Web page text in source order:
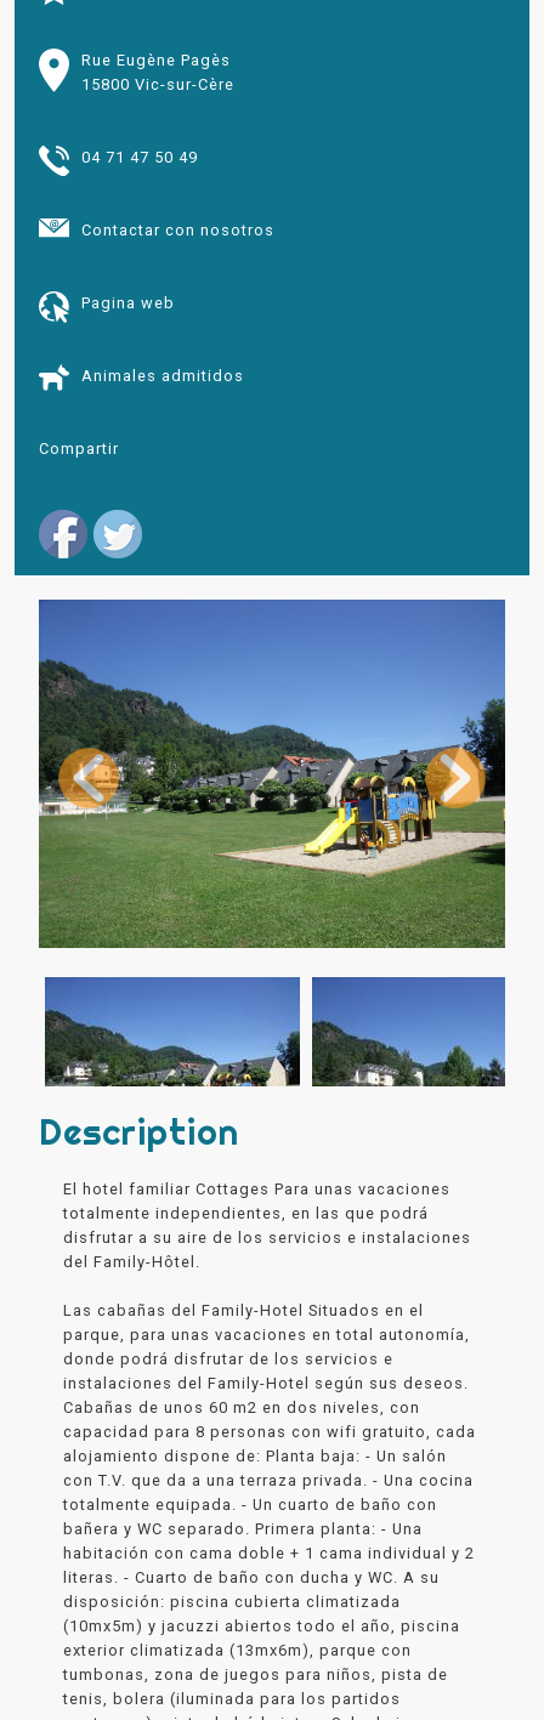
Rue Eugène Pagès
15800 Vic-sur-Cère
04 71 47 50 49
Contactar con nosotros
Pagina web
Animales admitidos
Compartir
Description
El hotel familiar Cottages Para unas vacaciones
totalmente independientes, en las que podrá
disfrutar a su aire de los servicios e instalaciones
del Family-Hôtel.
Las cabañas del Family-Hotel Situados en el
parque, para unas vacaciones en total autonomía,
donde podrá disfrutar de los servicios e
instalaciones del Family-Hotel según sus deseos.
Cabañas de unos 60 m2 en dos niveles, con
capacidad para 8 personas con wifi gratuito, cada
alojamiento dispone de: Planta baja: - Un salón
con T.V. que da a una terraza privada. - Una cocina
totalmente equipada. - Un cuarto de baño con
bañera y WC separado. Primera planta: - Una
habitación con cama doble + 1 cama individual y 2
literas. - Cuarto de baño con ducha y WC. A su
disposición: piscina cubierta climatizada
(10mx5m) y jacuzzi abiertos todo el año, piscina
exterior climatizada (13mx6m), parque con
tumbonas, zona de juegos para niños, pista de
tenis, bolera (iluminada para los partidos